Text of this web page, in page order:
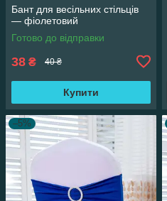
Бант для весільних стільців
— фіолетовий
Готово до відправки
38 ₴ 40 ₴
Купити
–5%